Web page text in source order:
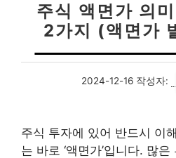
주식 액면가 의
2가지 (액면가
2024-12-16 작성자:
주식 투자에 있어 반드시 이
는 바로 ‘액면가’입니다. 많